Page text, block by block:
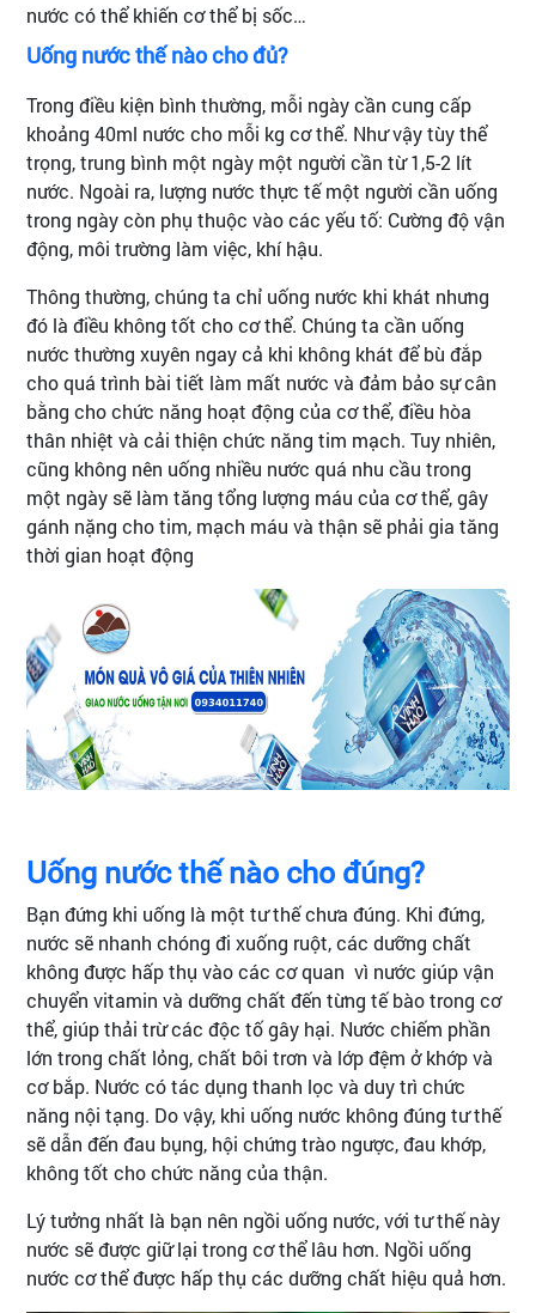
nước có thể khiến cơ thể bị sốc…
Uống nước thế nào cho đủ?
Trong điều kiện bình thường, mỗi ngày cần cung cấp
khoảng 40ml nước cho mỗi kg cơ thể. Như vậy tùy thể
trọng, trung bình một ngày một người cần từ 1,5-2 lít
nước. Ngoài ra, lượng nước thực tế một người cần uống
trong ngày còn phụ thuộc vào các yếu tố: Cường độ vận
động, môi trường làm việc, khí hậu.
Thông thường, chúng ta chỉ uống nước khi khát nhưng
đó là điều không tốt cho cơ thể. Chúng ta cần uống
nước thường xuyên ngay cả khi không khát để bù đắp
cho quá trình bài tiết làm mất nước và đảm bảo sự cân
bằng cho chức năng hoạt động của cơ thể, điều hòa
thân nhiệt và cải thiện chức năng tim mạch. Tuy nhiên,
cũng không nên uống nhiều nước quá nhu cầu trong
một ngày sẽ làm tăng tổng lượng máu của cơ thể, gây
gánh nặng cho tim, mạch máu và thận sẽ phải gia tăng
thời gian hoạt động
Uống nước thế nào cho đúng?
Bạn đứng khi uống là một tư thế chưa đúng. Khi đứng,
nước sẽ nhanh chóng đi xuống ruột, các dưỡng chất
không được hấp thụ vào các cơ quan vì nước giúp vận
chuyển vitamin và dưỡng chất đến từng tế bào trong cơ
thể, giúp thải trừ các độc tố gây hại. Nước chiếm phần
lớn trong chất lỏng, chất bôi trơn và lớp đệm ở khớp và
cơ bắp. Nước có tác dụng thanh lọc và duy trì chức
năng nội tạng. Do vậy, khi uống nước không đúng tư thế
sẽ dẫn đến đau bụng, hội chứng trào ngược, đau khớp,
không tốt cho chức năng của thận.
Lý tưởng nhất là bạn nên ngồi uống nước, với tư thế này
nước sẽ được giữ lại trong cơ thể lâu hơn. Ngồi uống
nước cơ thể được hấp thụ các dưỡng chất hiệu quả hơn.